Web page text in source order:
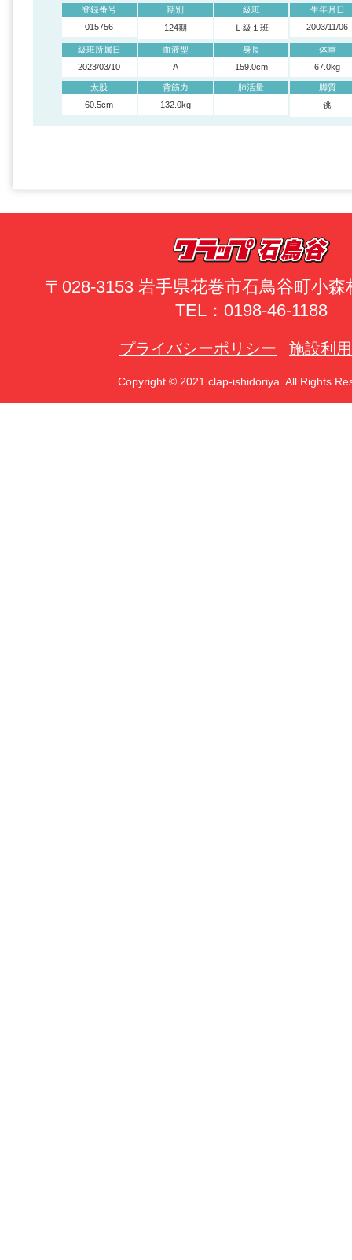
登録番号
015756
期別
124期
級班
Ｌ級１班
生年月日
2003/11/06
級班所属日
2023/03/10
血液型
A
身長
159.0cm
体重
67.0kg
太股
60.5cm
背筋力
132.0kg
肺活量
-
脚質
逃
〒028-3153 岩手県花巻市石鳥谷町小森
TEL：0198-46-1188
プライバシーポリシー 施設利
Copyright © 2021 clap-ishidoriya. All Rights